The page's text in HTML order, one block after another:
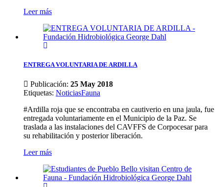
Leer más
ENTREGA VOLUNTARIA DE ARDILLA
Publicación: 25 May 2018
Etiquetas: NoticiasFauna
#Ardilla roja que se encontraba en cautiverio en una jaula, fue
entregada voluntariamente en el Municipio de la Paz. Se
traslada a las instalaciones del CAVFFS de Corpocesar para
su rehabilitación y posterior liberación.
Leer más